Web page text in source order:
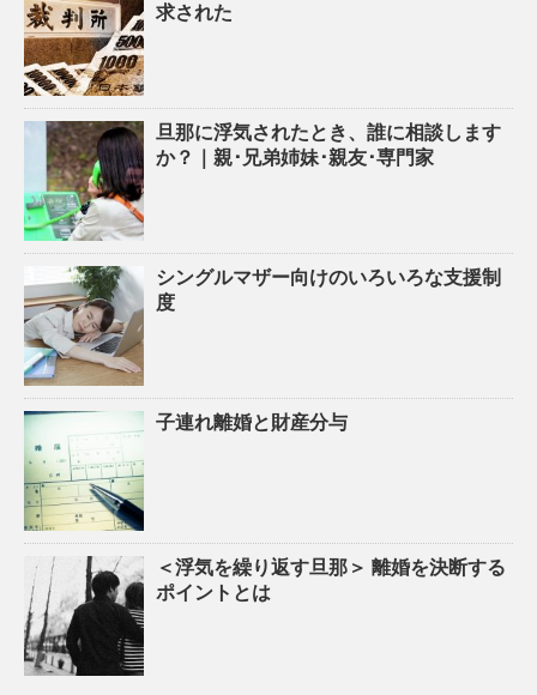
求された
旦那に浮気されたとき、誰に相談します
か？｜親･兄弟姉妹･親友･専門家
シングルマザー向けのいろいろな支援制
度
子連れ離婚と財産分与
＜浮気を繰り返す旦那＞ 離婚を決断する
ポイントとは